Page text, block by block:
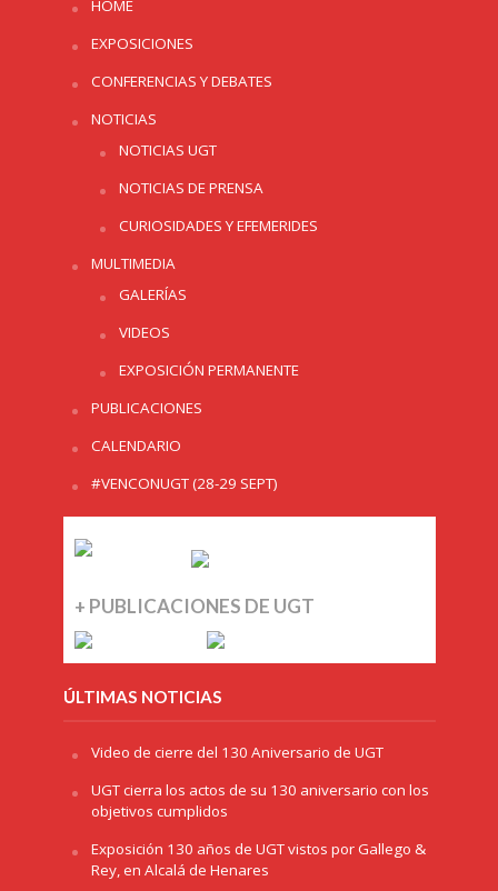
HOME
EXPOSICIONES
CONFERENCIAS Y DEBATES
NOTICIAS
NOTICIAS UGT
NOTICIAS DE PRENSA
CURIOSIDADES Y EFEMERIDES
MULTIMEDIA
GALERÍAS
VIDEOS
EXPOSICIÓN PERMANENTE
PUBLICACIONES
CALENDARIO
#VENCONUGT (28-29 SEPT)
+ PUBLICACIONES DE UGT
ÚLTIMAS NOTICIAS
Video de cierre del 130 Aniversario de UGT
UGT cierra los actos de su 130 aniversario con los
objetivos cumplidos
Exposición 130 años de UGT vistos por Gallego &
Rey, en Alcalá de Henares